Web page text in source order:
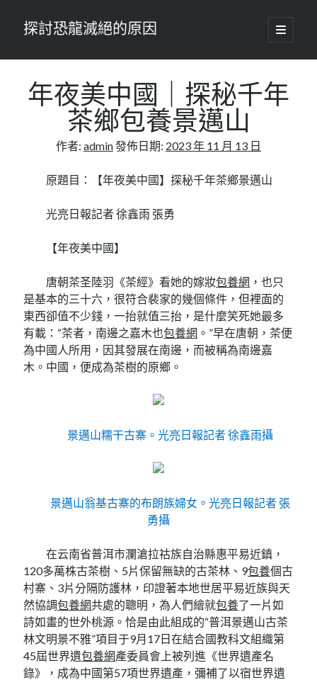
探討恐龍滅絕的原因
開
啟
要
單
年夜美中國｜探秘千年
茶鄉包養景邁山
作者: admin發佈日期: 2023 年 11 月 13 日
原題目：【年夜美中國】探秘千年茶鄉景邁山
光亮日報記者 徐鑫雨 張勇
【年夜美中國】
唐朝茶圣陸羽《茶經》看她的嫁妝包養網 ，也只
是基本的三十六，很符合裴家的幾個條件，但裡面的
東西卻值不少錢，一抬就值三抬，是什麼笑死她最多
有載：“茶者，南邊之嘉木也包養網 。”早在唐朝，茶便
為中國人所用，因其發展在南邊，而被稱為南邊嘉
木。中國，便成為茶樹的原鄉。
景邁山糯干古寨。光亮日報記者 徐鑫雨攝
景邁山翁基古寨的布朗族婦女。光亮日報記者 張
勇攝
在云南省普洱市瀾滄拉祜族自治縣惠平易近鎮，
120多萬株古茶樹、5片保留無缺的古茶林、9包養個古
村寨、3片分隔防護林，印證著本地世居平易近族與天
然協調包養網共處的聰明，為人們繪就包養了一片如
詩如畫的世外桃源。恰是由此組成的“普洱景邁山古茶
林文明景不雅”項目于9月17日在結合國教科文組織第
45屆世界遺包養網產委員會上被列進《世界遺產名
錄》，成為中國第57項世界遺產，彌補了以宿世界遺